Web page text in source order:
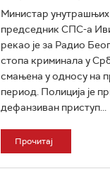
Министар
председник СПС-а
рекао је за Радио
стопа криминала у
смањена у односу на
период. Полиција је
дефанзиван приступ...
Прочитај